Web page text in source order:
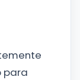
para